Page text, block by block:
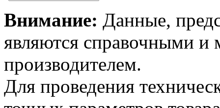
Внимание: Данные,
являются справочными и
производителем.
Для проведения